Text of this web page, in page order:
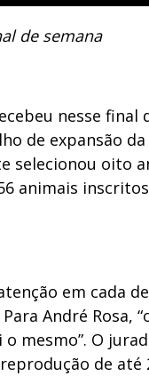
de semana
nesse
de expansão
selecionou
animais
em cada
André Rosa,
mesmo”. O
de